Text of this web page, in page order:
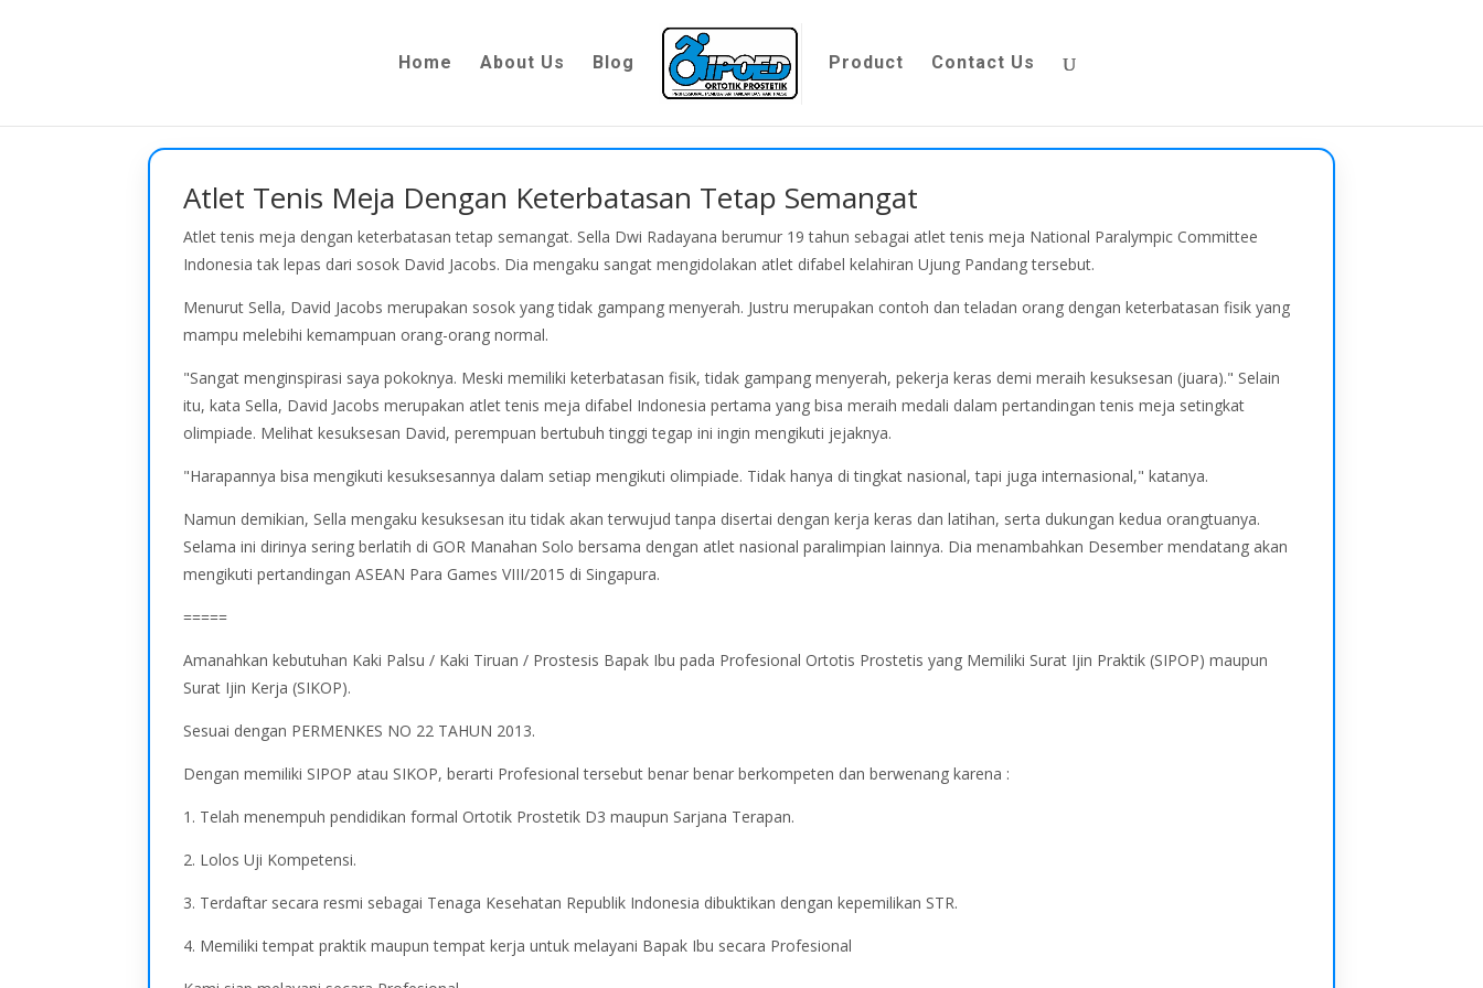
Home About Us Blog Product Contact Us
Atlet Tenis Meja Dengan Keterbatasan Tetap Semangat
Atlet tenis meja dengan keterbatasan tetap semangat. Sella Dwi Radayana berumur 19 tahun sebagai atlet tenis meja National Paralympic Committee
Indonesia tak lepas dari sosok David Jacobs. Dia mengaku sangat mengidolakan atlet difabel kelahiran Ujung Pandang tersebut.
Menurut Sella, David Jacobs merupakan sosok yang tidak gampang menyerah. Justru merupakan contoh dan teladan orang dengan keterbatasan fisik yang
mampu melebihi kemampuan orang-orang normal.
"Sangat menginspirasi saya pokoknya. Meski memiliki keterbatasan fisik, tidak gampang menyerah, pekerja keras demi meraih kesuksesan (juara)." Selain
itu, kata Sella, David Jacobs merupakan atlet tenis meja difabel Indonesia pertama yang bisa meraih medali dalam pertandingan tenis meja setingkat
olimpiade. Melihat kesuksesan David, perempuan bertubuh tinggi tegap ini ingin mengikuti jejaknya.
"Harapannya bisa mengikuti kesuksesannya dalam setiap mengikuti olimpiade. Tidak hanya di tingkat nasional, tapi juga internasional," katanya.
Namun demikian, Sella mengaku kesuksesan itu tidak akan terwujud tanpa disertai dengan kerja keras dan latihan, serta dukungan kedua orangtuanya.
Selama ini dirinya sering berlatih di GOR Manahan Solo bersama dengan atlet nasional paralimpian lainnya. Dia menambahkan Desember mendatang akan
mengikuti pertandingan ASEAN Para Games VIII/2015 di Singapura.
=====
Amanahkan kebutuhan Kaki Palsu / Kaki Tiruan / Prostesis Bapak Ibu pada Profesional Ortotis Prostetis yang Memiliki Surat Ijin Praktik (SIPOP) maupun
Surat Ijin Kerja (SIKOP).
Sesuai dengan PERMENKES NO 22 TAHUN 2013.
Dengan memiliki SIPOP atau SIKOP, berarti Profesional tersebut benar benar berkompeten dan berwenang karena :
1. Telah menempuh pendidikan formal Ortotik Prostetik D3 maupun Sarjana Terapan.
2. Lolos Uji Kompetensi.
3. Terdaftar secara resmi sebagai Tenaga Kesehatan Republik Indonesia dibuktikan dengan kepemilikan STR.
4. Memiliki tempat praktik maupun tempat kerja untuk melayani Bapak Ibu secara Profesional